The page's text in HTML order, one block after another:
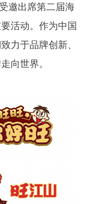
邀出席第二届海
活动。作为中国
力于品牌创新、
向世界。